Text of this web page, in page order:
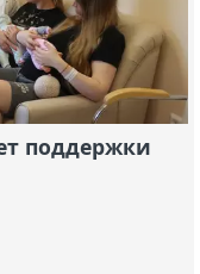
поддержки